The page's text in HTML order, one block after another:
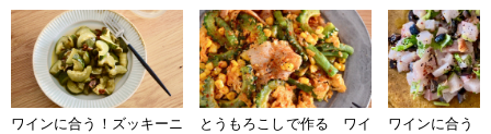
ワインに合う！ズッキーニ
とうもろこしで作る ワイ
ワインに合う